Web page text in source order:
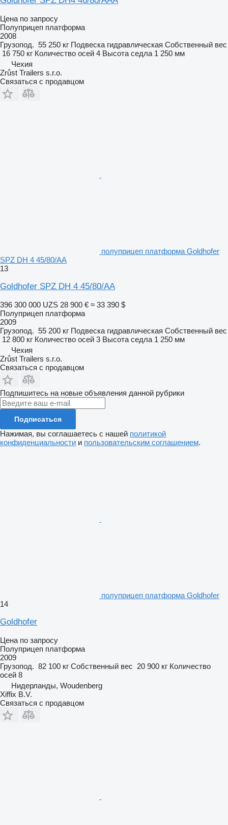
Цена по запросу
Полуприцеп платформа
2008
Грузопод. 55 250 кг Подвеска гидравлическая Собственный вес
16 750 кг Количество осей 4 Высота седла 1 250 мм
Чехия
Zrůst Trailers s.r.o.
Связаться с продавцом
полуприцеп платформа Goldhofer
SPZ DH 4 45/80/AA
13
Goldhofer SPZ DH 4 45/80/AA
396 300 000 UZS 28 900 € ≈ 33 390 $
Полуприцеп платформа
2009
Грузопод. 55 200 кг Подвеска гидравлическая Собственный вес
12 800 кг Количество осей 3 Высота седла 1 250 мм
Чехия
Zrůst Trailers s.r.o.
Связаться с продавцом
Подпишитесь на новые объявления данной рубрики
Подписаться
Нажимая, вы соглашаетесь с нашей политикой
конфиденциальности и пользовательским соглашением.
полуприцеп платформа Goldhofer
14
Goldhofer
Цена по запросу
Полуприцеп платформа
2009
Грузопод. 82 100 кг Собственный вес 20 900 кг Количество
осей 8
Нидерланды, Woudenberg
Xiffix B.V.
Связаться с продавцом